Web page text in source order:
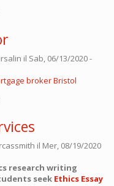
il Sab, 06/13/2020 -
broker Bristol
il Mer, 08/19/2020
research writing
seek Ethics Essay